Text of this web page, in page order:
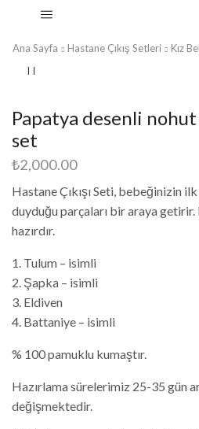
Ana Sayfa Hastane Çıkış Setleri Kız
Papatya desenli
set
₺2,000.00
Hastane Çıkışı Seti, bebeğinizin
duyduğu parçaları bir araya getirir.
hazırdır.
1. Tulum – isimli
2. Şapka – isimli
3. Eldiven
4. Battaniye – isimli
% 100 pamuklu kumaştır.
Hazırlama sürelerimiz 25-35 gün
değişmektedir.